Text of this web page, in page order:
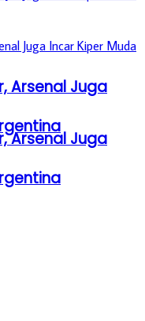
Arsenal Juga
Arsenal Juga